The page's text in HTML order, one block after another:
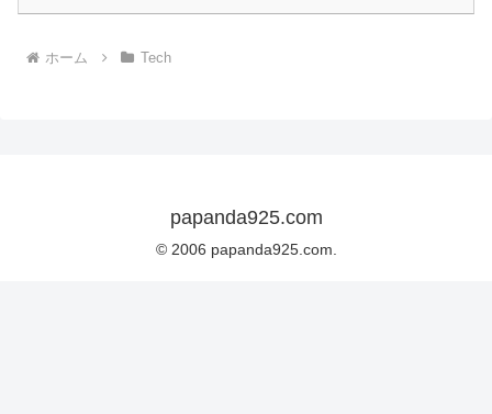
ホーム Tech
papanda925.com
© 2006 papanda925.com.